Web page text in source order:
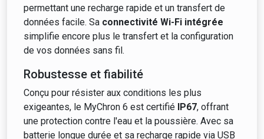
permettant une recharge rapide et un transfert de
données facile. Sa connectivité Wi-Fi intégrée
simplifie encore plus le transfert et la configuration
de vos données sans fil.
Robustesse et fiabilité
Conçu pour résister aux conditions les plus
exigeantes, le MyChron 6 est certifié IP67, offrant
une protection contre l'eau et la poussière. Avec sa
batterie longue durée et sa recharge rapide via USB